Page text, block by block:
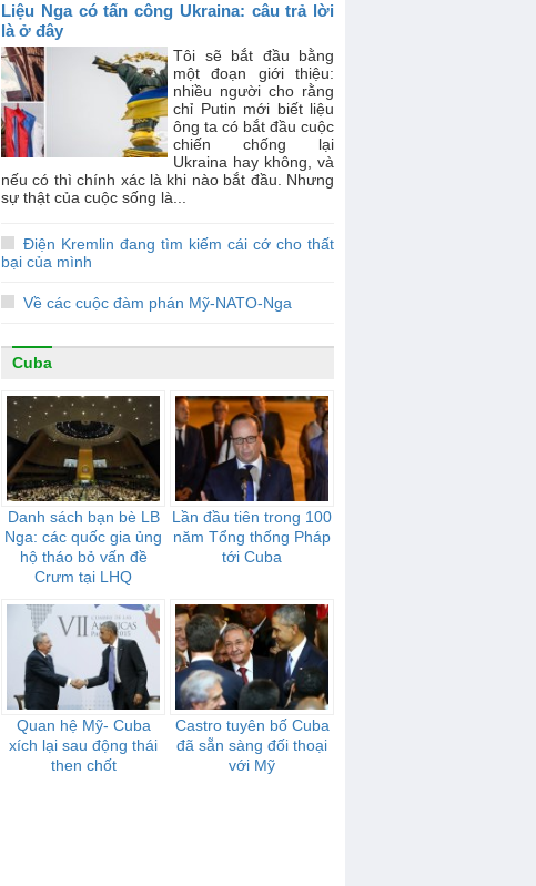
Liệu Nga có tấn công Ukraina: câu trả lời
là ở đây
Tôi sẽ bắt đầu bằng
một đoạn giới thiệu:
nhiều người cho rằng
chỉ Putin mới biết liệu
ông ta có bắt đầu cuộc
chiến chống lại
Ukraina hay không, và
nếu có thì chính xác là khi nào bắt đầu. Nhưng
sự thật của cuộc sống là...
Điện Kremlin đang tìm kiếm cái cớ cho thất
bại của mình
Về các cuộc đàm phán Mỹ-NATO-Nga
Cuba
Danh sách bạn bè LB
Nga: các quốc gia ủng
hộ tháo bỏ vấn đề
Crưm tại LHQ
Lần đầu tiên trong 100
năm Tổng thống Pháp
tới Cuba
Quan hệ Mỹ- Cuba
xích lại sau động thái
then chốt
Castro tuyên bố Cuba
đã sẵn sàng đối thoại
với Mỹ